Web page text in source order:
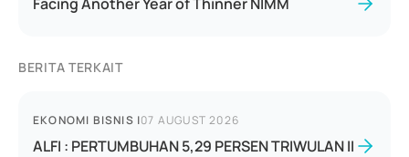
BERITA TERKAIT
EKONOMI BISNIS |07 AUGUST 2026
ALFI : PERTUMBUHAN 5,29 PERSEN TRIWULAN II